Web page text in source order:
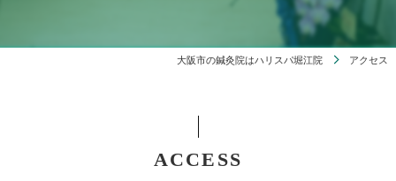
大阪市の鍼灸院はハリスパ堀江院 アクセス
ACCESS